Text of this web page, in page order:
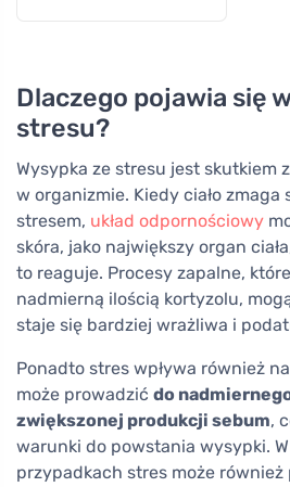
Dlaczego pojawia się
stresu?
Wysypka ze stresu jest skutkiem
w organizmie. Kiedy ciało zmaga
stresem, układ odpornościowy
skóra, jako największy organ
to reaguje. Procesy zapalne,
nadmierną ilością kortyzolu,
staje się bardziej wrażliwa i
Ponadto stres wpływa również
może prowadzić do
zwiększonej produkcji sebum,
warunki do powstania wysypki.
przypadkach stres może również